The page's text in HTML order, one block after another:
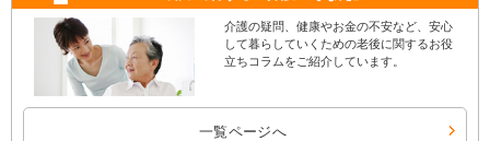
介護の疑問、健康やお金の不安など、安心
して暮らしていくための老後に関するお役
立ちコラムをご紹介しています。
一覧ページへ